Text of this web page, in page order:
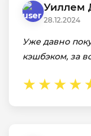
Уиллем
28.12.2024
Уже давно
кэшбэком, за